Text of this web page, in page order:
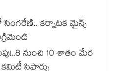
కర్నాటక మైన్స్
నుంచి 10 శాతం మేర